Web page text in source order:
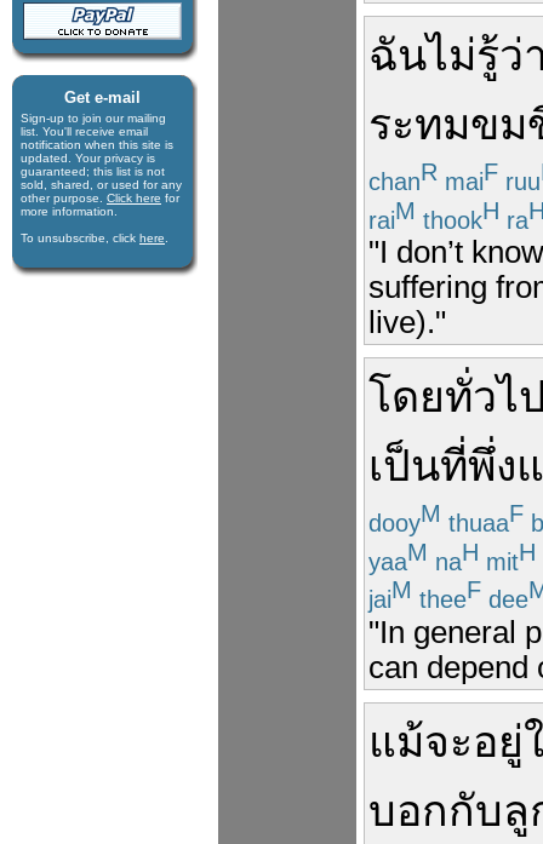
Get e-mail
Sign-up to join our mail­ing
list. You'll receive e­mail
notification when this site is
updated. Your privacy is
guaran­teed; this list is not
sold, shared, or used for any
other purpose. Click here for
more infor­mation.
To unsubscribe, click here
ฉันไม่รู้ว่
ระทมขม
chanR maiF ruu
raiM thookH ra
"I don’t
suffering
live)."
โดยทั่วไ
เป็นที่พึ่ง
dooyM thuaaF
yaaM naH mitH
jaiM theeF dee
"In general
can depend
แม้จะอยู่
บอกกับลู